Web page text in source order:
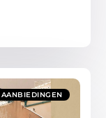
AANBIEDINGEN